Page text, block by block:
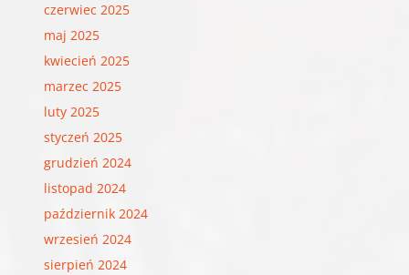
czerwiec 2025
maj 2025
kwiecień 2025
marzec 2025
luty 2025
styczeń 2025
grudzień 2024
listopad 2024
październik 2024
wrzesień 2024
sierpień 2024